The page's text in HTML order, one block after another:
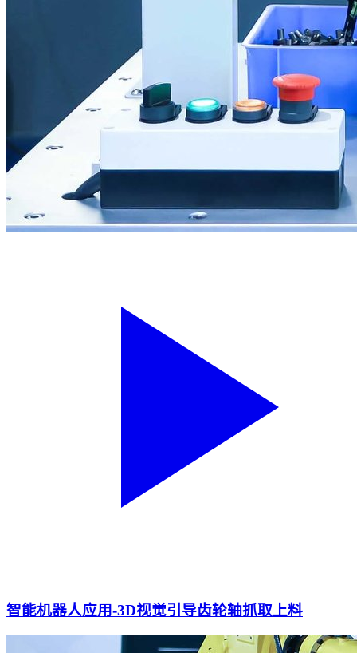
智能机器人应用-3D视觉引导齿轮轴抓取上料